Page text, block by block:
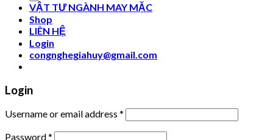
VẬT TƯ NGÀNH MAY MẶC
Shop
LIÊN HỆ
Login
congnghegiahuy@gmail.com
Login
Username or email address *
Password*